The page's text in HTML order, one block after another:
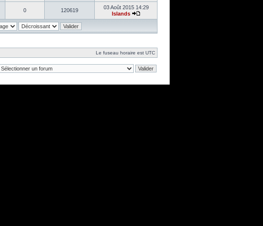
0 120619
03 Août 2015 14:29
Islands
Le fuseau horaire est UTC